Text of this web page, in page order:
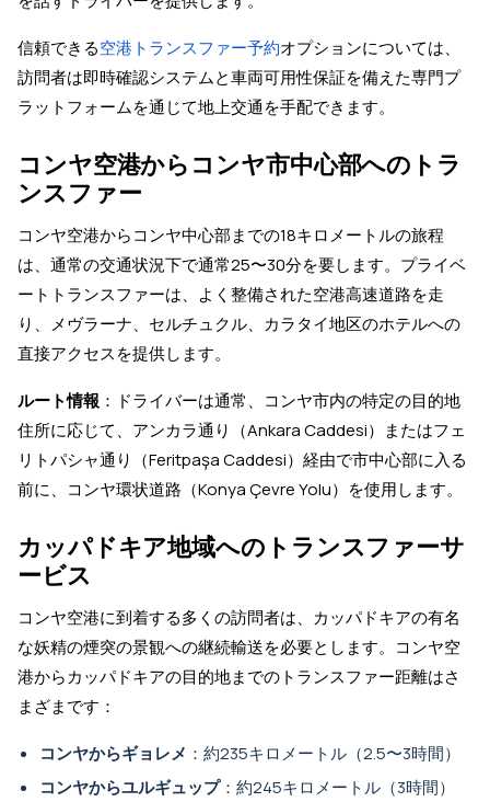
信頼できる空港トランスファー予約オプションについては、
訪問者は即時確認システムと車両可用性保証を備えた専門プ
ラットフォームを通じて地上交通を手配できます。
コンヤ空港からコンヤ市中心部へのトラ
ンスファー
コンヤ空港からコンヤ中心部までの18キロメートルの旅程
は、通常の交通状況下で通常25〜30分を要します。プライベ
ートトランスファーは、よく整備された空港高速道路を走
り、メヴラーナ、セルチュクル、カラタイ地区のホテルへの
直接アクセスを提供します。
ルート情報 ：ドライバーは通常、コンヤ市内の特定の目的地
住所に応じて、アンカラ通り（Ankara Caddesi）またはフェ
リトパシャ通り（Feritpaşa Caddesi）経由で市中心部に入る
前に、コンヤ環状道路（Konya Çevre Yolu）を使用します。
カッパドキア地域へのトランスファーサ
ービス
コンヤ空港に到着する多くの訪問者は、カッパドキアの有名
な妖精の煙突の景観への継続輸送を必要とします。コンヤ空
港からカッパドキアの目的地までのトランスファー距離はさ
まざまです：
コンヤからギョレメ ：約235キロメートル（2.5〜3時間）
コンヤからユルギュップ：約245キロメートル（3時間）